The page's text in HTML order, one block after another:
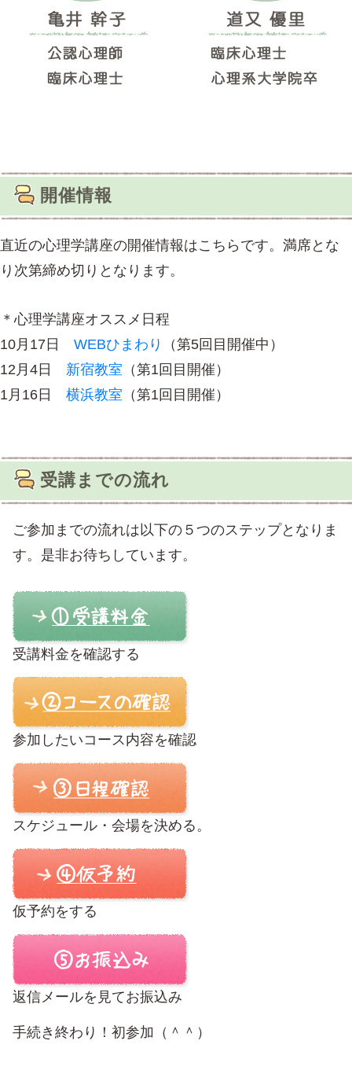
開催情報
直近の心理学講座の開催情報はこちらです。満席とな
り次第締め切りとなります。
＊心理学講座オススメ日程
10月17日 WEBひまわり
（第5回目開催中）
12月4日 新宿教室 （第1回目開催）
1月16日 横浜教室 （第1回目開催）
受講までの流れ
ご参加までの流れは以下の５つのステップとなりま
す。是非お待ちしています。
受講料金を確認する
参加したいコース内容を確認
スケジュール・会場を決める。
仮予約をする
返信メールを見てお振込み
手続き終わり！初参加（＾＾）